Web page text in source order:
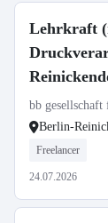
Lehrkraft
bb
Berlin-
Freelancer
24.07.2026